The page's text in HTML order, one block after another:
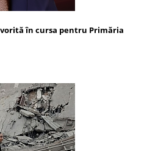
în cursa pentru Primăria